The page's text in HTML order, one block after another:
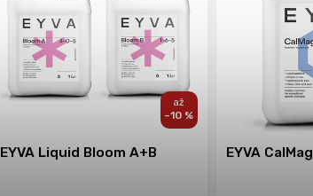
–10 %
EYVA Liquid Bloom A+B EYVA CalMag